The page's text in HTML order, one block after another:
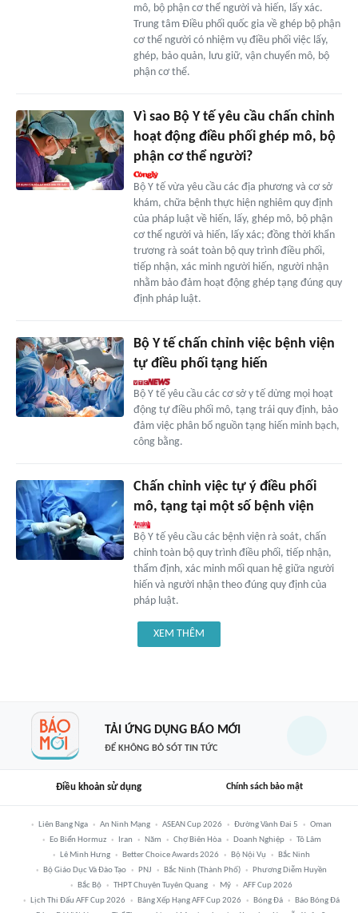
mô, bộ phận cơ thể người và hiến, lấy xác.
Trung tâm Điều phối quốc gia về ghép bộ phận
cơ thể người có nhiệm vụ điều phối việc lấy,
ghép, bảo quản, lưu giữ, vận chuyển mô, bộ
phận cơ thể.
Vì sao Bộ Y tế yêu cầu chấn chỉnh
hoạt động điều phối ghép mô, bộ
phận cơ thể người?
Bộ Y tế vừa yêu cầu các địa phương và cơ sở
khám, chữa bệnh thực hiện nghiêm quy định
của pháp luật về hiến, lấy, ghép mô, bộ phận
cơ thể người và hiến, lấy xác; đồng thời khẩn
trương rà soát toàn bộ quy trình điều phối,
tiếp nhận, xác minh người hiến, người nhận
nhằm bảo đảm hoạt động ghép tạng đúng quy
định pháp luật.
Bộ Y tế chấn chỉnh việc bệnh viện
tự điều phối tạng hiến
Bộ Y tế yêu cầu các cơ sở y tế dừng mọi hoạt
động tự điều phối mô, tạng trái quy định, bảo
đảm việc phân bổ nguồn tạng hiến minh bạch,
công bằng.
Chấn chỉnh việc tự ý điều phối
mô, tạng tại một số bệnh viện
Bộ Y tế yêu cầu các bệnh viện rà soát, chấn
chỉnh toàn bộ quy trình điều phối, tiếp nhận,
thẩm định, xác minh mối quan hệ giữa người
hiến và người nhận theo đúng quy định của
pháp luật.
XEM THÊM
TẢI ỨNG DỤNG BÁO MỚI
ĐỂ KHÔNG BỎ SÓT TIN TỨC
Điều khoản sử dụng Chính sách bảo mật
Liên Bang Nga An Ninh Mạng ASEAN Cup 2026 Đường Vành Đai 5
Oman
Eo Biển Hormuz
Iran Năm Chợ Biên Hòa Doanh Nghiệp
Tô Lâm
Lê Minh Hưng
Better Choice Awards 2026 Bộ Nội Vụ
Bắc Ninh
Bộ Giáo Dục Và Đào Tạo
PNJ Bắc Ninh (thành Phố)
Phương Diễm Huyền
Bắc Bộ
THPT Chuyên Tuyên Quang Mỹ
AFF Cup 2026
Lịch Thi Đấu AFF Cup 2026
Bảng Xếp Hạng AFF Cup 2026 Bóng Đá
Báo Bóng Đá